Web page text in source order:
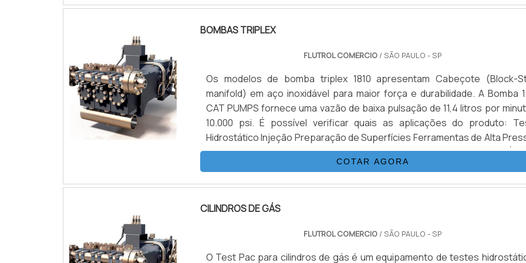
BOMBAS TRIPLEX
FLUTROL COMERCIO / SÃO PAULO - SP
Os modelos de bomba triplex 1810 apresentam Cabeçote (Block-
manifold) em aço inoxidável para maior força e durabilidade. A Bomba
CAT PUMPS fornece uma vazão de baixa pulsação de 11,4 litros por
10.000 psi. É possível verificar quais as aplicações do produto:
Hidrostático Injeção Preparação de Superfícies Ferramentas de Alta
Prevenção de Blow Off de BOP Demolição de Concreto.DETALHES
SOBRE O PRODUTOA função de uma bomba é converter energia mecânica .
COTAR AGORA
CILINDROS DE GÁS
FLUTROL COMERCIO / SÃO PAULO - SP
O Test Pac para cilindros de gás é um equipamento de testes